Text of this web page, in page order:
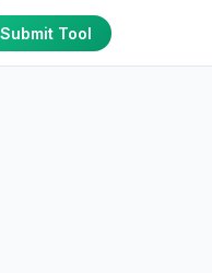
Submit Tool